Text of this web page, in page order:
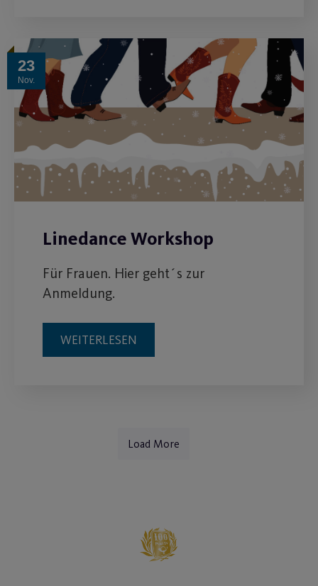
23
Nov.
Linedance Workshop
Für Frauen. Hier geht´s zur
Anmeldung.
WEITERLESEN
Load More